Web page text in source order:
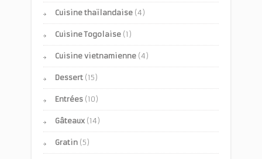
Cuisine thaïlandaise (4)
Cuisine Togolaise (1)
Cuisine vietnamienne (4)
Dessert (15)
Entrées (10)
Gâteaux (14)
Gratin (5)